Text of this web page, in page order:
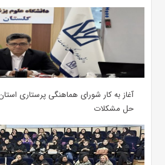
آغاز به کار شورای هماهنگی پرستاری
حل مشکلات